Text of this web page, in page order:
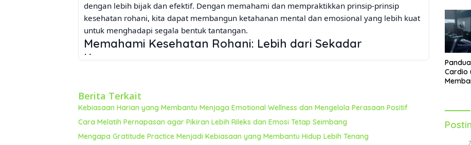
dengan lebih bijak dan efektif. Dengan memahami dan mempraktikkan prinsip-prinsip
kesehatan rohani, kita dapat membangun ketahanan mental dan emosional yang lebih kuat
untuk menghadapi segala bentuk tantangan.
Memahami Kesehatan Rohani: Lebih dari Sekadar
Kepercayaan
seseorang merasa terhubung dengan sesuatu yang lebih besar dari dirinya sendiri, memiliki
tujuan hidup yang jelas, dan mampu mengelola emosi dan pikirannya dengan baik.
Kesehatan rohani yang baik ditandai dengan rasa damai, kepuasan, dan optimisme, bahkan
di tengah kesulitan. Ini bukan tentang menghindari masalah, melainkan tentang memiliki
Berita Terkait
Kebiasaan Harian yang Membantu Menjaga Emotional Wellness dan Mengelola Perasaan Positif
Cara Melatih Pernapasan agar Pikiran Lebih Rileks dan Emosi Tetap Seimbang
Mengapa Gratitude Practice Menjadi Kebiasaan yang Membantu Hidup Lebih Tenang
Cardio